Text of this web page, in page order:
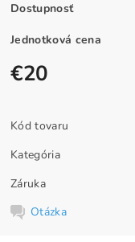
Dostupnosť
Jednotková cena
€20
Kód tovaru
Kategória
Záruka
Otázka